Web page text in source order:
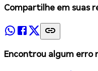
Compartilhe em suas
Encontrou algum erro